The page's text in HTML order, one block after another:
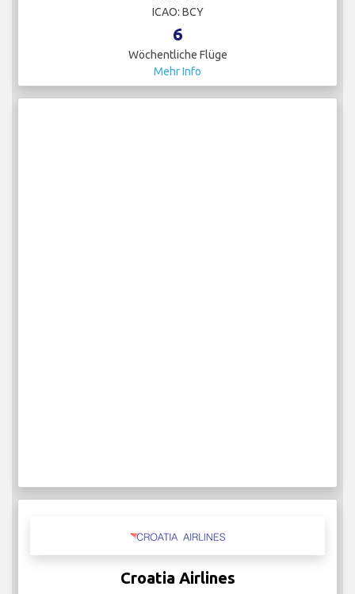
ICAO: BCY
6
Wöchentliche Flüge
Mehr Info
Croatia Airlines